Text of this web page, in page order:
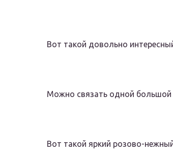
Вот такой довольно
Можно связать одной большой
Вот такой яркий розово-